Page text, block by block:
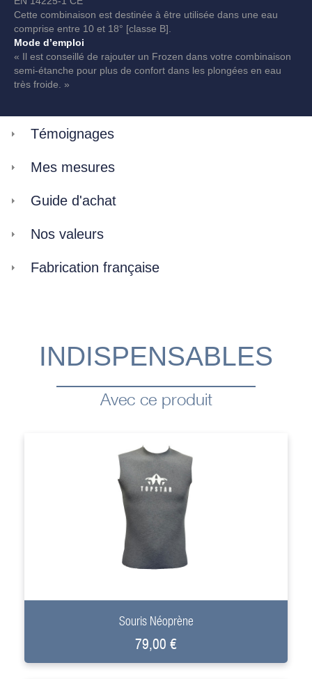
Cette combinaison est destinée à être utilisée dans une eau
comprise entre 10 et 18° [classe B].
Mode d’emploi
« Il est conseillé de rajouter un Frozen dans votre combinaison
semi-étanche pour plus de confort dans les plongées en eau
très froide. »
Témoignages
Mes mesures
Guide d'achat
Nos valeurs
Fabrication française
INDISPENSABLES
Avec ce produit
+
Souris Néoprène
79,00 €